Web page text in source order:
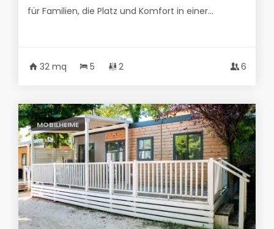
für Familien, die Platz und Komfort in einer...
32 mq 5 2 6
MOBILHEIME